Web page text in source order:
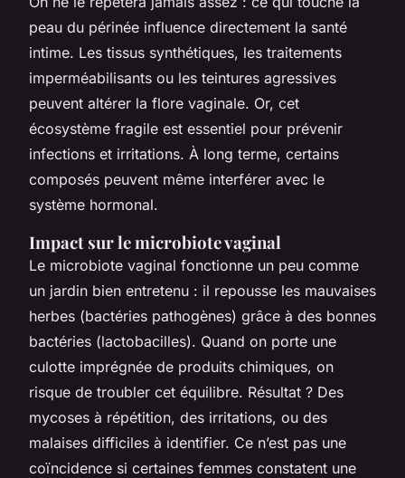
peau du périnée influence directement la santé
intime. Les tissus synthétiques, les traitements
imperméabilisants ou les teintures agressives
peuvent altérer la flore vaginale. Or, cet
écosystème fragile est essentiel pour prévenir
infections et irritations. À long terme, certains
composés peuvent même interférer avec le
système hormonal.
Impact sur le microbiote vaginal
Le microbiote vaginal fonctionne un peu comme
un jardin bien entretenu : il repousse les mauvaises
herbes (bactéries pathogènes) grâce à des bonnes
bactéries (lactobacilles). Quand on porte une
culotte imprégnée de produits chimiques, on
risque de troubler cet équilibre. Résultat ? Des
mycoses à répétition, des irritations, ou des
malaises difficiles à identifier. Ce n’est pas une
coïncidence si certaines femmes constatent une